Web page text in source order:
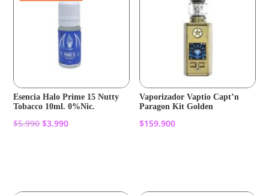
Esencia Halo Prime 15 Nutty
Tobacco 10ml. 0%Nic.
$5.990El
$3.990El
Vaporizador Vaptio Capt’n
Paragon Kit Golden
$159.900